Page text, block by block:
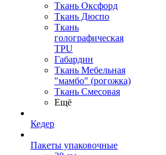
Ткань Оксфорд
Ткань Дюспо
Ткань
голографическая
TPU
Габардин
Ткань Мебельная
"мамбо" (рогожка)
Ткань Смесовая
Ещё
Кедер
Пакеты упаковочные